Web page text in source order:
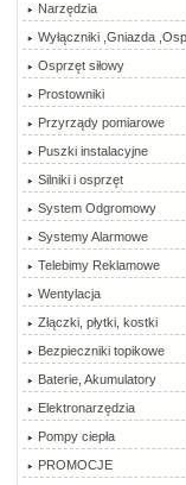
Narzędzia
Wyłączniki ,Gniazda
Osprzęt siłowy
Prostowniki
Przyrządy pomiarowe
Puszki instalacyjne
Silniki i osprzęt
System Odgromowy
Systemy Alarmowe
Telebimy Reklamowe
Wentylacja
Złączki, płytki, kostki
Bezpieczniki topikowe
Baterie, Akumulatory
Elektronarzędzia
Pompy ciepła
PROMOCJE